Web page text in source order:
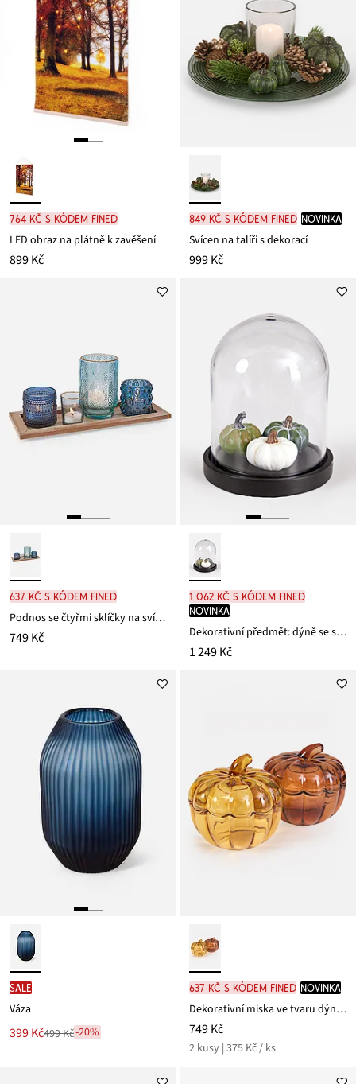
764 Kč s kódem FINED
LED obraz na plátně k zavěšení
899 Kč
849 Kč s kódem FINED novinka
Svícen na talíři s dekorací
999 Kč
637 Kč s kódem FINED
Podnos se čtyřmi sklíčky na svíčky
749 Kč
1 062 Kč s kódem FINED
novinka
Dekorativní předmět: dýně se skleněnou kopulí
1 249 Kč
SALE
Váza
Nová
399 Kč
Zlevněno499 Kč-20%
637 Kč s kódem FINED novinka
Dekorativní miska ve tvaru dýně (2 ks v balení)
749 Kč
2 kusy | 375 Kč / ks